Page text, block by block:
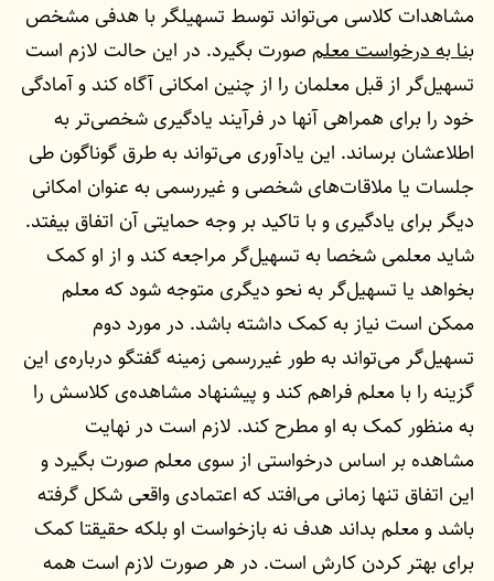
مشاهدات کلاسی می‌تواند توسط تسهیلگر با هدفی مشخص
بنا به درخواست معلم صورت بگیرد. در این حالت لازم است
تسهیل‌گر از قبل معلمان را از چنین امکانی آگاه کند و آمادگی
خود را برای همراهی آنها در فرآیند یادگیری شخصی‌تر به
اطلاعشان برساند. این یادآوری می‌تواند به طرق گوناگون طی
جلسات یا ملاقات‌های شخصی و غیررسمی به عنوان امکانی
دیگر برای یادگیری و با تاکید بر وجه حمایتی آن اتفاق بیفتد.
شاید معلمی شخصا به تسهیل‌گر مراجعه کند و از او کمک
بخواهد یا تسهیل‌گر به نحو دیگری متوجه شود که معلم
ممکن است نیاز به کمک داشته باشد. در مورد دوم
تسهیل‌گر می‌تواند به طور غیررسمی زمینه گفتگو درباره‌ی این
گزینه را با معلم فراهم کند و پیشنهاد مشاهده‌ی کلاسش را
به منظور کمک به او مطرح کند. لازم است در نهایت
مشاهده بر اساس درخواستی از سوی معلم صورت بگیرد و
این اتفاق تنها زمانی می‌افتد که اعتمادی واقعی شکل گرفته
باشد و معلم بداند هدف نه بازخواست او بلکه حقیقتا کمک
برای بهتر کردن کارش است. در هر صورت لازم است همه